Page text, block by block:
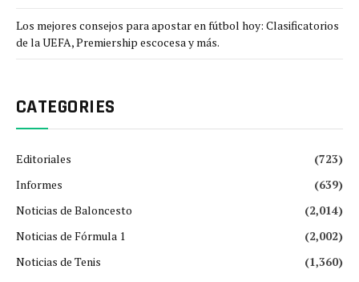
Los mejores consejos para apostar en fútbol hoy: Clasificatorios
de la UEFA, Premiership escocesa y más.
CATEGORIES
Editoriales
(723)
Informes
(639)
Noticias de Baloncesto
(2,014)
Noticias de Fórmula 1
(2,002)
Noticias de Tenis
(1,360)